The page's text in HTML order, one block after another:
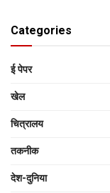
Categories
ई पेपर
खेल
चित्रालय
तकनीक
देश-दुनिया